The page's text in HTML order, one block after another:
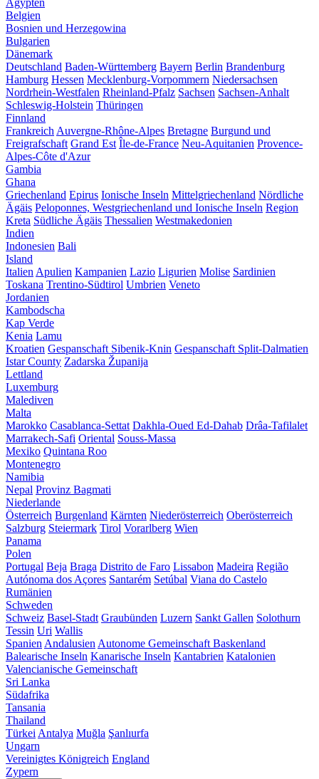
Belgien
Bosnien und Herzegowina
Bulgarien
Dänemark
Deutschland Baden-Württemberg Bayern Berlin Brandenburg
Hamburg Hessen Mecklenburg-Vorpommern Niedersachsen
Nordrhein-Westfalen Rheinland-Pfalz Sachsen Sachsen-Anhalt
Schleswig-Holstein Thüringen
Finnland
Frankreich Auvergne-Rhône-Alpes Bretagne Burgund und
Freigrafschaft Grand Est Île-de-France Neu-Aquitanien Provence-
Alpes-Côte d'Azur
Gambia
Ghana
Griechenland Epirus Ionische Inseln Mittelgriechenland Nördliche
Ägäis Peloponnes, Westgriechenland und Ionische Inseln Region
Kreta Südliche Ägäis Thessalien Westmakedonien
Indien
Indonesien Bali
Island
Italien Apulien Kampanien Lazio Ligurien Molise Sardinien
Toskana Trentino-Südtirol Umbrien Veneto
Jordanien
Kambodscha
Kap Verde
Kenia Lamu
Kroatien Gespanschaft Sibenik-Knin Gespanschaft Split-Dalmatien
Istar County Zadarska Županija
Lettland
Luxemburg
Malediven
Malta
Marokko Casablanca-Settat Dakhla-Oued Ed-Dahab Drâa-Tafilalet
Marrakech-Safi Oriental Souss-Massa
Mexiko Quintana Roo
Montenegro
Namibia
Nepal Provinz Bagmati
Niederlande
Österreich Burgenland Kärnten Niederösterreich Oberösterreich
Salzburg Steiermark Tirol Vorarlberg Wien
Panama
Polen
Portugal Beja Braga Distrito de Faro Lissabon Madeira Região
Autónoma dos Açores Santarém Setúbal Viana do Castelo
Rumänien
Schweden
Schweiz Basel-Stadt Graubünden Luzern Sankt Gallen Solothurn
Tessin Uri Wallis
Spanien Andalusien Autonome Gemeinschaft Baskenland
Balearische Inseln Kanarische Inseln Kantabrien Katalonien
Valencianische Gemeinschaft
Sri Lanka
Südafrika
Tansania
Thailand
Türkei Antalya Muğla Şanlıurfa
Ungarn
Vereinigtes Königreich England
Zypern